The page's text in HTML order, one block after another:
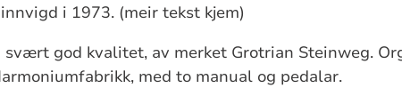
i 1973. (meir tekst kjem)
god kvalitet, av merket Grotrian Steinweg.
med to manual og pedalar.